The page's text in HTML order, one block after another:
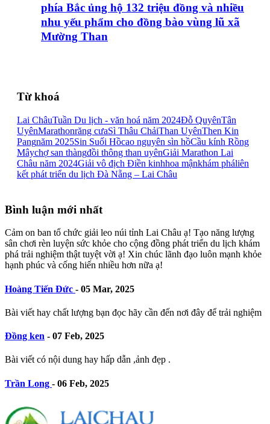
phía Bắc ủng hộ 132 triệu đồng và nhiều
nhu yếu phẩm cho đồng bào vùng lũ xã
Mường Than
Từ khoá
Lai ChâuTuần Du lịch - văn hoá năm 2024Đỗ QuyênTân
UyênMarathonrăng cưaSì Thâu ChảiThan UyênThen Kin
Pangnăm 2025Sin Suối Hồcao nguyên sìn hồCầu kính Rồng
Mâychợ san thàngđồi thông than uyênGiải Marathon Lai
Châu năm 2024Giải vô địch Điền kinhhoa mậnkhám pháliên
kết phát triển du lịch Đà Nẵng – Lai Châu
Bình luận mới nhất
Cảm on ban tổ chức giải leo núi tỉnh Lai Châu ạ! Tạo năng lượng
sân chơi rèn luyện sức khỏe cho cộng đồng phát triển du lịch khám
phá trải nghiệm thật tuyệt vời ạ! Xin chúc lãnh đạo luôn mạnh khỏe
hạnh phúc và cống hiến nhiều hơn nữa ạ!
Hoàng Tiến Đức - 05 Mar, 2025
Bài viết hay chất lượng bạn đọc hãy cần đến nơi đây để trải nghiệm
Đồng ken - 07 Feb, 2025
Bài viết có nội dung hay hấp dẫn ,ảnh đẹp .
Trần Long - 06 Feb, 2025